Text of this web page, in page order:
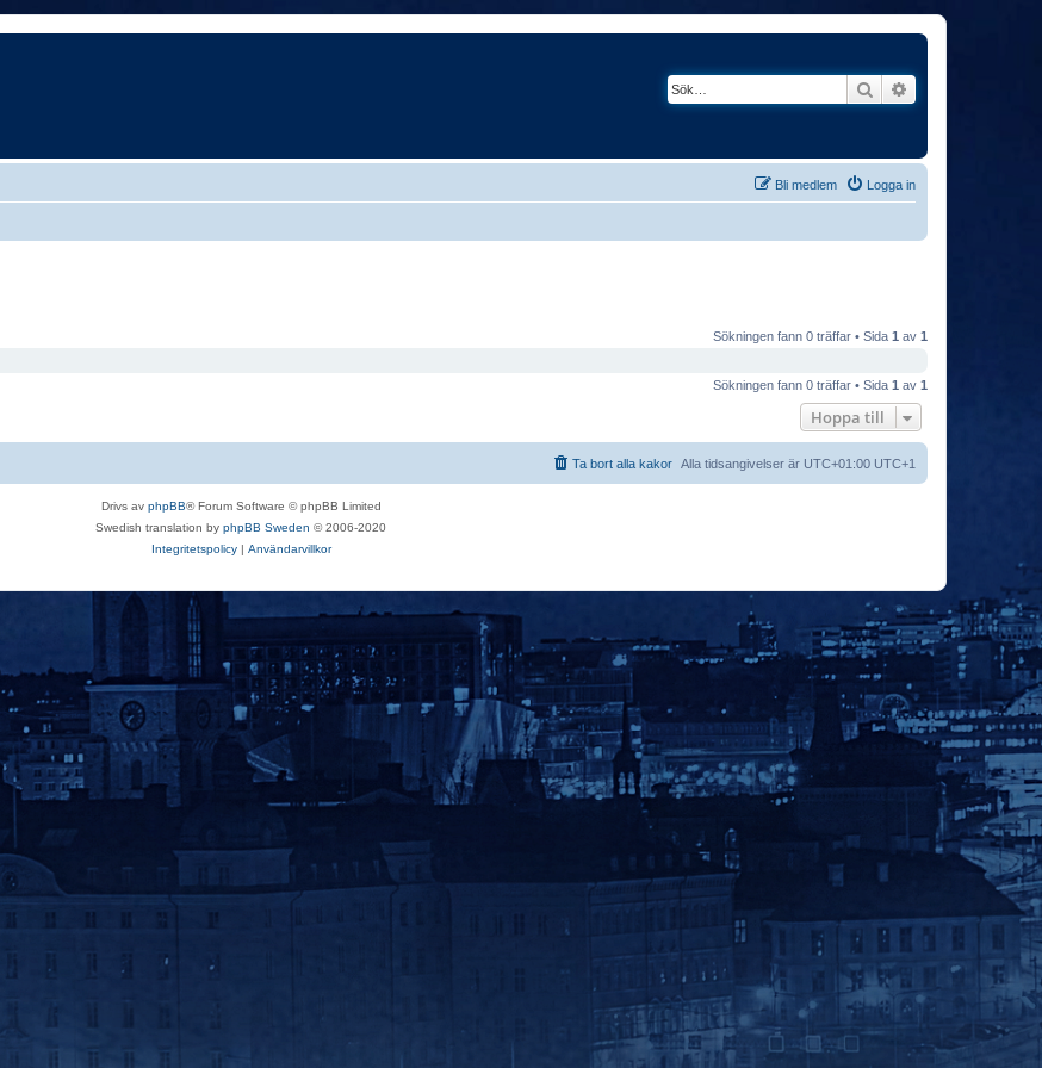
Sök
Logga in
Bli medlem
Sökningen fann 0 träffar • Sida 1 av 1
Sökningen fann 0 träffar • Sida 1 av 1
Hoppa till
Alla tidsangivelser är UTC+01:00 UTC+1
Ta bort alla kakor
Drivs av phpBB® Forum Software © phpBB Limited
Swedish translation by phpBB Sweden © 2006-2020
Integritetspolicy| Användarvillkor